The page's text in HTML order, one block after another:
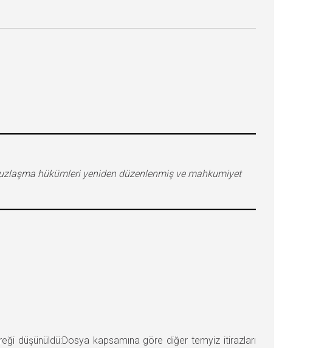
hükümleri yeniden düzenlenmiş ve mahkumiyet
düşünüldü:Dosya kapsamına göre diğer temyiz itirazları